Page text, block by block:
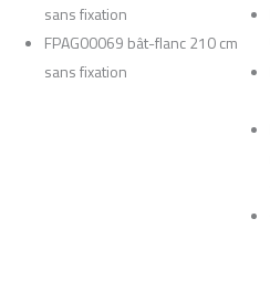
sans fixation
FPAG00069 bât-flanc 210 cm
sans fixation